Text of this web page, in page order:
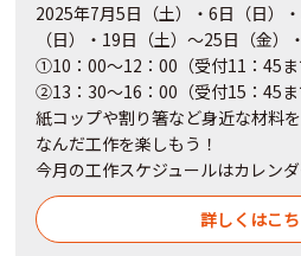
2025年7月5日（土）・6日（日）
（日）・19日（土）～25日（金）
①10：00～12：00（受付11：45ま
②13：30～16：00（受付15：45ま
紙コップや割り箸など身近な材料
なんだ工作を楽しもう！
今月の工作スケジュールはカレン
詳しくはこ